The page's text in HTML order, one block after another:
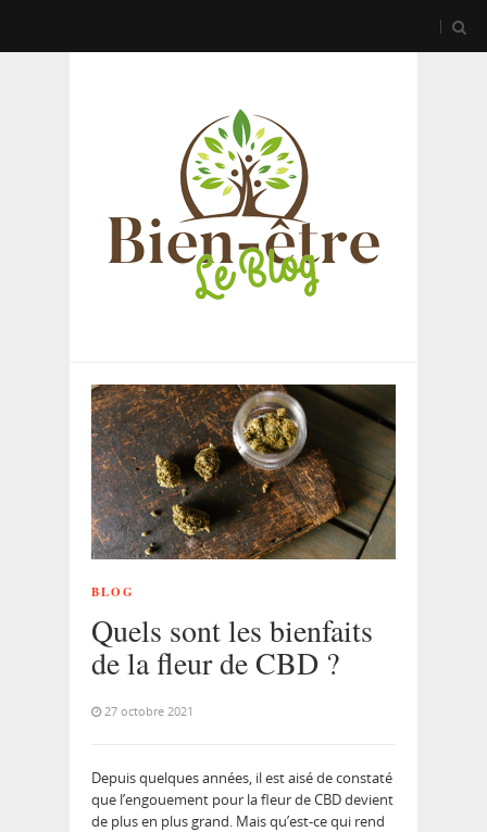
BLOG
Quels sont les bienfaits
de la fleur de CBD ?
27 octobre 2021
Depuis quelques années, il est aisé de constaté
que l’engouement pour la fleur de CBD devient
de plus en plus grand. Mais qu’est-ce qui rend